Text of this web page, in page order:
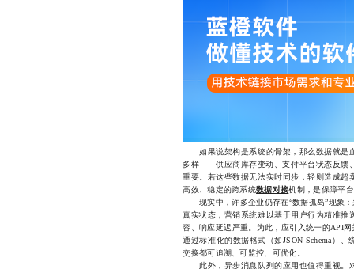
如果说架构是系统的骨架，那么数据就是
多样——供应商库存变动、支付平台状态反馈
重要。若这些数据无法实时同步，轻则造成
高效、稳定的跨系统数据对接机制，是保障平
现实中，许多企业仍存在“数据孤岛”现象：
真实状态，营销系统难以基于用户行为精准
容、响应延迟严重。为此，应引入统一的API
通过标准化的数据格式（如JSON Schema）
交换都可追溯、可监控、可优化。
此外，异步消息队列的应用也值得重视。